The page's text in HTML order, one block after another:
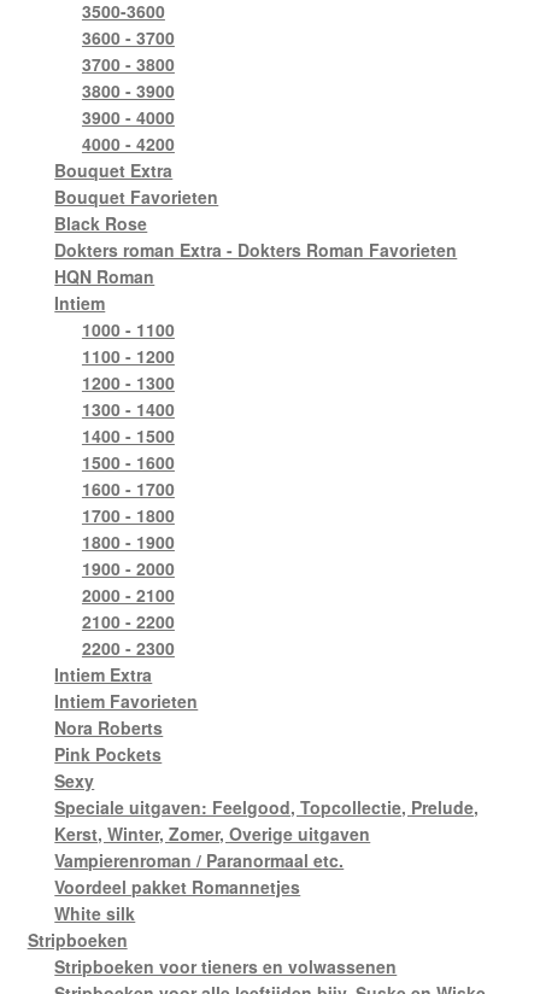
3500-3600
3600 - 3700
3700 - 3800
3800 - 3900
3900 - 4000
4000 - 4200
Bouquet Extra
Bouquet Favorieten
Black Rose
Dokters roman Extra - Dokters Roman Favorieten
HQN Roman
Intiem
1000 - 1100
1100 - 1200
1200 - 1300
1300 - 1400
1400 - 1500
1500 - 1600
1600 - 1700
1700 - 1800
1800 - 1900
1900 - 2000
2000 - 2100
2100 - 2200
2200 - 2300
Intiem Extra
Intiem Favorieten
Nora Roberts
Pink Pockets
Sexy
Speciale uitgaven: Feelgood, Topcollectie, Prelude,
Kerst, Winter, Zomer, Overige uitgaven
Vampierenroman / Paranormaal etc.
Voordeel pakket Romannetjes
White silk
Stripboeken
Stripboeken voor tieners en volwassenen